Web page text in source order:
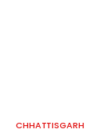
CHHATTISGARH